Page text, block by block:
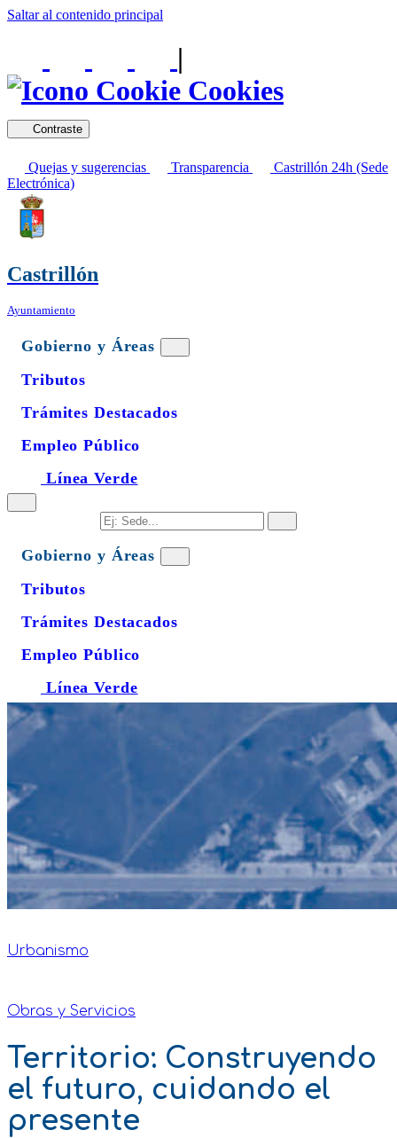
Saltar al contenido principal
|
Cookies
Contraste
Quejas y sugerencias Transparencia
Castrillón 24h (Sede
Electrónica)
Castrillón
Ayuntamiento
Gobierno y Áreas
Tributos
Trámites Destacados
Empleo Público
Línea Verde
Gobierno y Áreas
Tributos
Trámites Destacados
Empleo Público
Línea Verde
Urbanismo
Obras y Servicios
Territorio: Construyendo
el futuro, cuidando el
presente